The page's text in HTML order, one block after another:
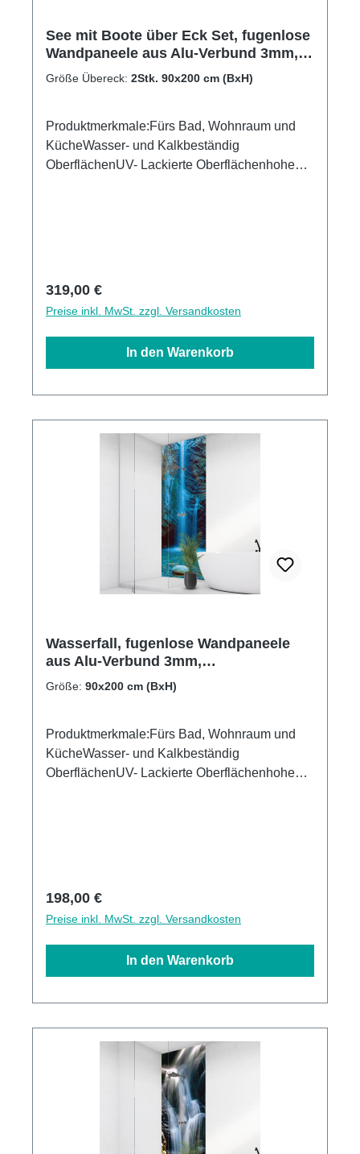
See mit Boote über Eck Set, fugenlose
Wandpaneele aus Alu-Verbund 3mm,
Duschrückwand
Größe Übereck: 2Stk. 90x200 cm (BxH)
Produktmerkmale:Fürs Bad, Wohnraum und
KücheWasser- und Kalkbeständig
OberflächenUV- Lackierte Oberflächenhohe
Regulärer Preis:
319,00 €
Preise inkl. MwSt. zzgl. Versandkosten
In den Warenkorb
Wasserfall, fugenlose Wandpaneele
aus Alu-Verbund 3mm,
Duschrückwand
Größe: 90x200 cm (BxH)
Produktmerkmale:Fürs Bad, Wohnraum und
KücheWasser- und Kalkbeständig
OberflächenUV- Lackierte Oberflächenhohe
Regulärer Preis:
198,00 €
Preise inkl. MwSt. zzgl. Versandkosten
In den Warenkorb